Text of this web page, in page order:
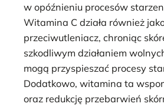
w opóźnieniu procesów
Witamina C działa również
przeciwutleniacz, chroniąc
szkodliwym działaniem
mogą przyspieszać procesy
Dodatkowo, witamina ta
oraz redukcję przebarwień